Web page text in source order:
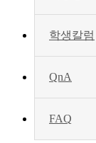
학생칼럼
QnA
FAQ